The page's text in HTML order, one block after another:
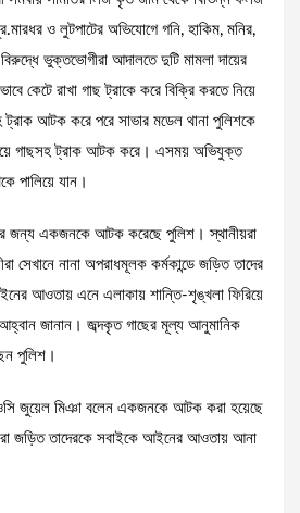
ও লুটপাটের অভিযোগে গনি, হাকিম, মনির,
ভুক্তভোগীরা আদালতে দুটি মামলা দায়ের
কেটে রাখা গাছ ট্রাকে করে বিক্রি করতে নিয়ে
ট্রাক আটক করে পরে সাভার মডেল থানা পুলিশকে
গাছসহ ট্রাক আটক করে। এসময় অভিযুক্ত
পালিয়ে যান।
এর জন্য একজনকে আটক করেছে পুলিশ। স্থানীয়রা
সেখানে নানা অপরাধমূলক কর্মকান্ডে জড়িত তাদের
আওতায় এনে এলাকায় শান্তি-শৃঙ্খলা ফিরিয়ে
জানান। জব্দকৃত গাছের মূল্য আনুমানিক
পুলিশ।
ওসি জুয়েল মিঞা বলেন একজনকে আটক করা হয়েছে
জড়িত তাদেরকে সবাইকে আইনের আওতায় আনা